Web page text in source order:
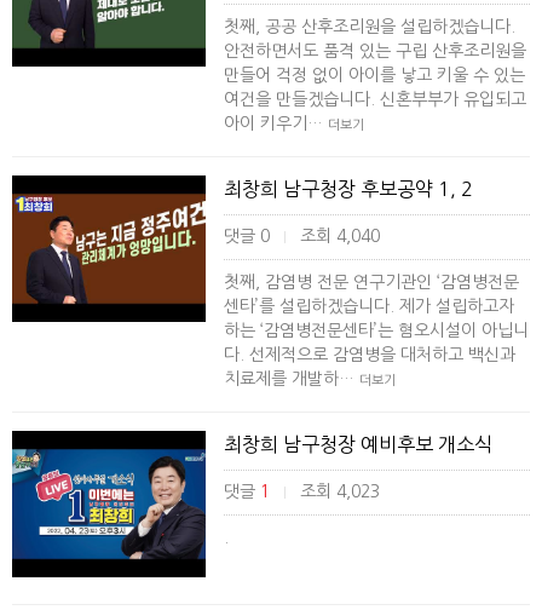
첫째, 공공 산후조리원을 설립하겠습니다.
안전하면서도 품격 있는 구립 산후조리원을
만들어 걱정 없이 아이를 낳고 키울 수 있는
여건을 만들겠습니다. 신혼부부가 유입되고
아이 키우기…
더보기
최창희 남구청장 후보공약 1, 2
댓글 0 조회 4,040
첫째, 감염병 전문 연구기관인 ‘감염병전문
센타’를 설립하겠습니다. 제가 설립하고자
하는 ‘감염병전문센타’는 혐오시설이 아닙니
다. 선제적으로 감염병을 대처하고 백신과
치료제를 개발하…
더보기
최창희 남구청장 예비후보 개소식
댓글 1 조회 4,023